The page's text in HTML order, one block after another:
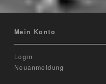
Mein Konto
Login
Neuanmeldung